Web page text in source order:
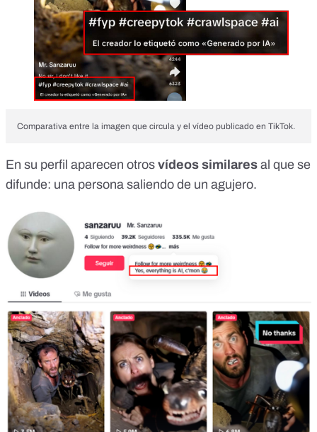
Comparativa entre la imagen que circula y el vídeo publicado en TikTok.
En su perfil aparecen otros vídeos similares al que se
difunde: una persona saliendo de un agujero.